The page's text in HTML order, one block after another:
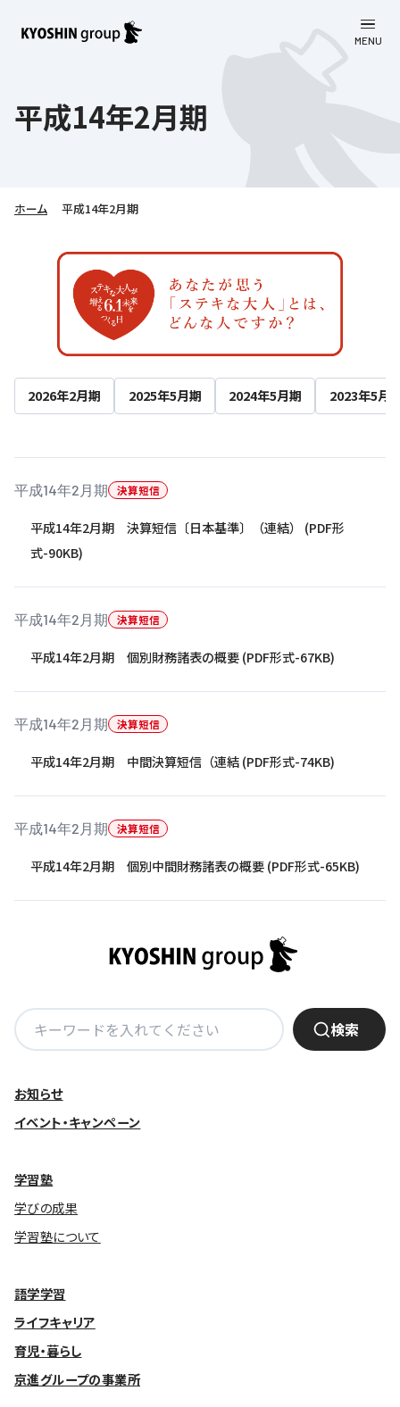
MENU
会社案内
教育理念
社長挨拶
会社概要／組織図
沿革
子会社および関係会社
ソーシャルメディア公式アカウント
学びの成果
学習塾について
ライフキャリア
育児・暮らし
サステナビリティ
お客さま満足度向上の取り組み
労働環境向上の取り組み
人材育成の取り組み
社会貢献活動
ミャンマーへの支援活動
オリジナルバッグプロジェクト
DXビジョン・DX戦略
Kyoshin Digital Academy
卓越した安全・安心を目指して
基本方針
安全と安心への取り組み
株主・投資家向け情報
株主・投資家向け情報
株主・投資家の皆さまへ
IRカレンダー
よくあるご質問
免責事項
採用情報
京進リクルートInstagram
新卒採用デジタルパンフレット
中途採用
講師（アルバイト）募集
保育事業 採用
日本語教育事業 採用
介護事業 採用
利用規約
Copyright © KYOSHIN Co., Ltd. All rights reserved.
平成14年2月期
ホーム 平成14年2月期
2026年2月期 2025年5月期 2024年5月期 2023年5月
平成14年2月期 決算短信
平成14年2月期 決算短信〔日本基準〕（連結） (PDF形
式-90KB)
平成14年2月期 決算短信
平成14年2月期 個別財務諸表の概要 (PDF形式-67KB)
平成14年2月期 決算短信
平成14年2月期 中間決算短信（連結 (PDF形式-74KB)
平成14年2月期 決算短信
平成14年2月期 個別中間財務諸表の概要 (PDF形式-65KB)
検
索:
検索
お知らせ
イベント・キャンペーン
学習塾
学びの成果
学習塾について
語学学習
ライフキャリア
育児・暮らし
京進グループの事業所